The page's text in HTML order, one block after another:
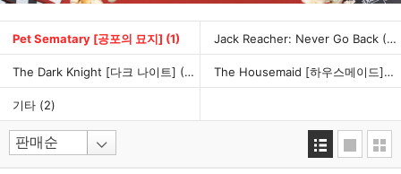
Pet Sematary [공포의 묘지] (1) Jack Reacher: Never Go Back (2)
The Dark Knight [다크 나이트] (4) The Housemaid [하우스메이드]
기타 (2)